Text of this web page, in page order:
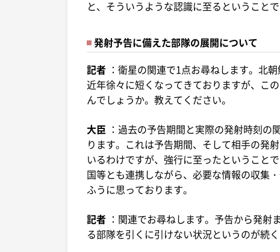
と、そういうような認識に至るということで
発射予告に備えた部隊の展開について
記者 ：衛星の関連で1点お尋ねします。北
近年徐々に短くなってきておりますが、こ
んでしょうか。教えてください。
大臣 ：過去の予告期間と実際の発射時刻
ります。これは予告期間、そして相手の発
いるわけですが、強行に至ったということ
国等とも連携しながら、必要な情報の収集
ふうに思っております。
記者 ：関連でお尋ねします。予告から発
る部隊を引くに引けない状況というのが続